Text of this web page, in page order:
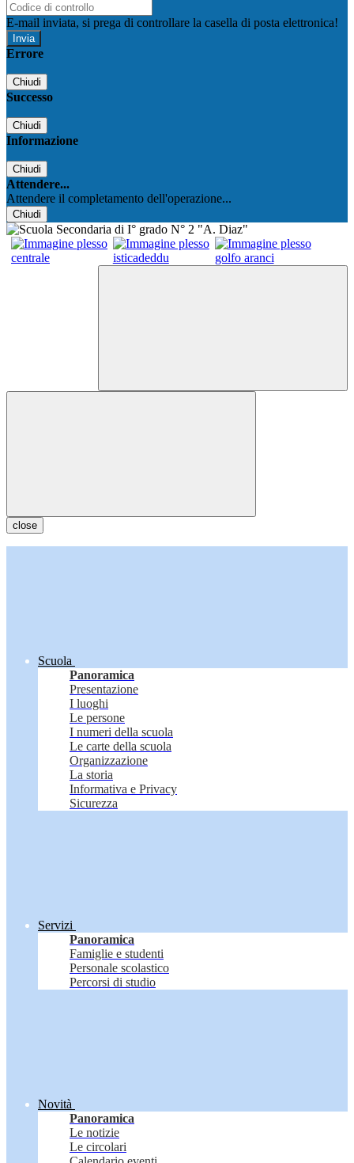
E-mail inviata, si prega di controllare la casella di posta elettronica!
Errore
Chiudi
Successo
Chiudi
Informazione
Chiudi
Attendere...
Attendere il completamento dell'operazione...
Chiudi
close
Scuola
Panoramica
Presentazione
I luoghi
Le persone
I numeri della scuola
Le carte della scuola
Organizzazione
La storia
Informativa e Privacy
Sicurezza
Servizi
Panoramica
Famiglie e studenti
Personale scolastico
Percorsi di studio
Novità
Panoramica
Le notizie
Le circolari